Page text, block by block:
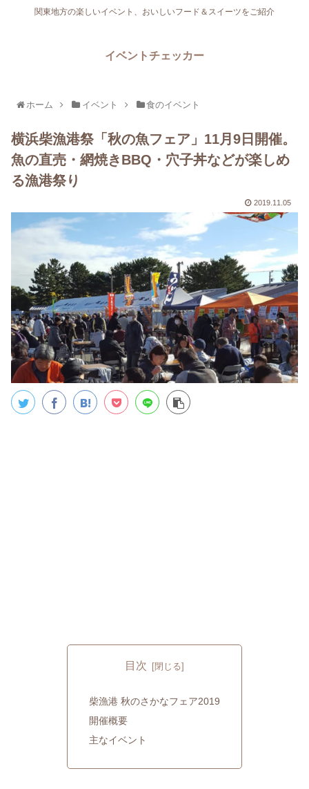
関東地方の楽しいイベント、おいしいフード＆スイーツをご紹介
イベントチェッカー
ホーム イベント 食のイベント
横浜柴漁港祭「秋の魚フェア」11月9日開催。
魚の直売・網焼きBBQ・穴子丼などが楽しめ
る漁港祭り
2019.11.05
目次
柴漁港 秋のさかなフェア2019
開催概要
主なイベント